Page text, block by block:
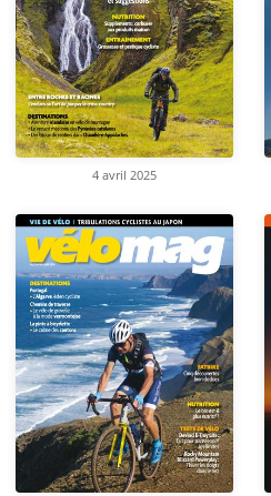
4 avril 2025